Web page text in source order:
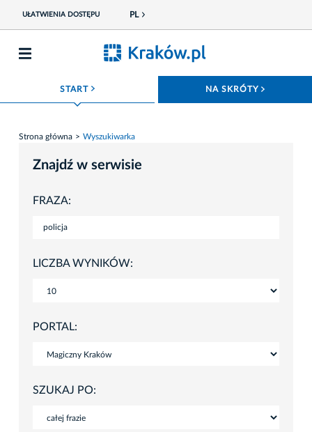
UŁATWIENIA DOSTĘPU PL
START ROZWIŃ MENU NA SKRÓTY
Strona główna Wyszukiwarka
Znajdź w serwisie
FRAZA:
LICZBA WYNIKÓW:
PORTAL:
SZUKAJ PO: